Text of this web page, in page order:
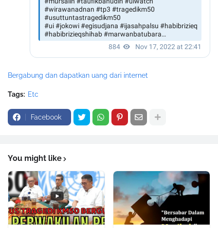
Bergabung dan dapatkan uang dari internet
Tags: Etc
Facebook
You might like